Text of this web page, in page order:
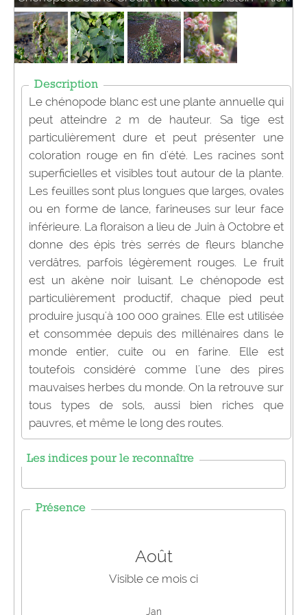
Description
Le chénopode blanc est une plante annuelle qui
peut atteindre 2 m de hauteur. Sa tige est
particulièrement dure et peut présenter une
coloration rouge en fin d'été. Les racines sont
superficielles et visibles tout autour de la plante.
Les feuilles sont plus longues que larges, ovales
ou en forme de lance, farineuses sur leur face
inférieure. La floraison a lieu de Juin à Octobre et
donne des épis très serrés de fleurs blanche
verdâtres, parfois légèrement rouges. Le fruit
est un akène noir luisant. Le chénopode est
particulièrement productif, chaque pied peut
produire jusqu'à 100 000 graines. Elle est utilisée
et consommée depuis des millénaires dans le
monde entier, cuite ou en farine. Elle est
toutefois considéré comme l'une des pires
mauvaises herbes du monde. On la retrouve sur
tous types de sols, aussi bien riches que
pauvres, et même le long des routes.
Les indices pour le reconnaître
Présence
Août
Visible ce mois ci
Jan